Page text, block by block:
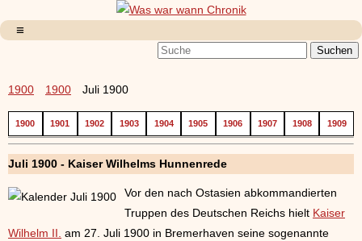
1900 1900 Juli 1900
1900 1901 1902 1903 1904 1905 1906 1907 1908 1909
Juli 1900 - Kaiser Wilhelms Hunnenrede
Vor den nach Ostasien abkommandierten
Truppen des Deutschen Reichs hielt Kaiser
Wilhelm II. am 27. Juli 1900 in Bremerhaven seine sogenannte